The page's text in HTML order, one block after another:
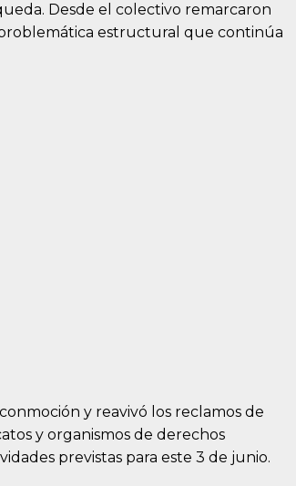
Desde el colectivo remarcaron
estructural que continúa
y reavivó los reclamos de
y organismos de derechos
previstas para este 3 de junio.